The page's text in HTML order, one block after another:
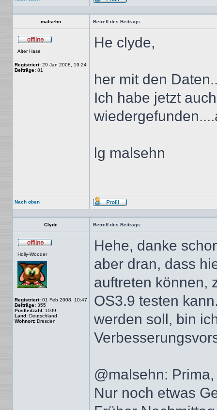
Profil
malsehn Betreff des Beitrags:
Alter Hase
Registriert: 29 Jan 2008, 19:24
Beiträge: 81
He clyde,
her mit den
Ich habe jetzt
lg malsehn
Nach oben
Profil
Clyde Betreff des Beitrags:
Holly-Wooder
Registriert: 01 Feb 2008, 10:47
Beiträge: 355
Postleitzahl: 1109
Land: Deutschland
Wohnort: Dresden
Hehe, danke
aber dran, dass
auftreten können,
OS3.9 testen
werden soll, bin
@malsehn:
Nur noch etwas